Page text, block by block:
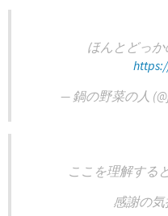
ほんとどっ
— 鍋の野菜の人
ここを理解する
感謝の